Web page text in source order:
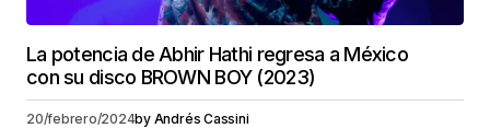
La potencia de Abhir Hathi regresa a México
con su disco BROWN BOY (2023)
20/febrero/2024by Andrés Cassini